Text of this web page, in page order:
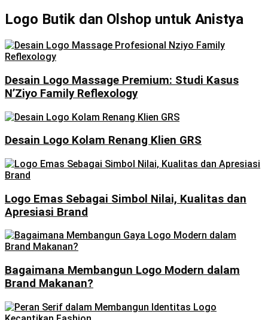
Logo Butik dan Olshop untuk Anistya
Desain Logo Massage Premium: Studi Kasus
N’Ziyo Family Reflexology
Desain Logo Kolam Renang Klien GRS
Logo Emas Sebagai Simbol Nilai, Kualitas dan
Apresiasi Brand
Bagaimana Membangun Logo Modern dalam
Brand Makanan?